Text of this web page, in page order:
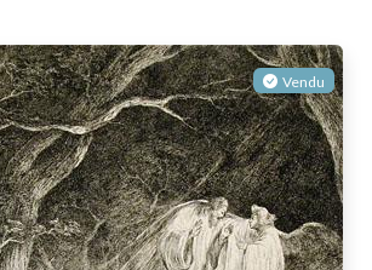
Vendu